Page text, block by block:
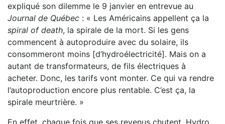
expliqué son dilemme le 9 janvier en entrevue au
Journal de Québec : « Les Américains appellent ça la
spiral of death, la spirale de la mort. Si les gens
commencent à autoproduire avec du solaire, ils
consommeront moins [d’hydroélectricité]. Mais on a
autant de transformateurs, de fils électriques à
acheter. Donc, les tarifs vont monter. Ce qui va rendre
l’autoproduction encore plus rentable. C’est ça, la
spirale meurtrière. »
En effet, chaque fois que ses revenus chutent, Hydro